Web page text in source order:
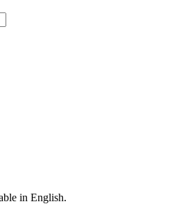
in English.